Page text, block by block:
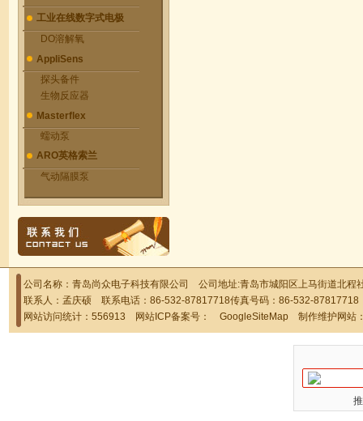
工业在线数字式电极
DO溶解氧
AppliSens
探头备件
生物反应器
Masterflex
蠕动泵
ARO英格索兰
气动隔膜泵
公司名称：青岛尚众电子科技有限公司 公司地址:青岛市城阳区上马街道北
联系人：孟庆硕 联系电话：86-532-87817718传真号码：86-532-
网站访问统计：556913 网站ICP备案号： GoogleSiteMap 制作维护网站